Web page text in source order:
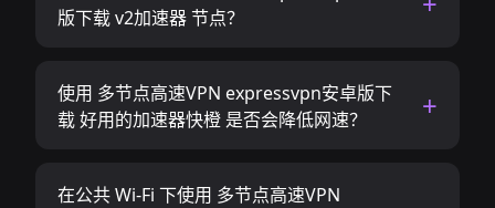
版下载 v2加速器 节点？
使用 多节点高速VPN expressvpn安卓版下
载 好用的加速器快橙 是否会降低网速？
在公共 Wi-Fi 下使用 多节点高速VPN